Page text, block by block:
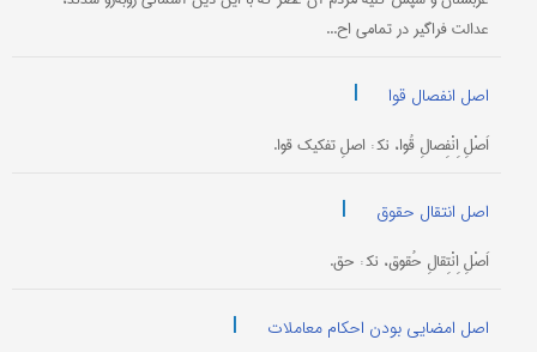
عدالت فراگیر در تمامی اح...
اصل انفصال قوا |
اَصْلِ اِنْفِصالِ قُوا، نک‍ : اصلِ تفکیک قوا.
اصل انتقال حقوق |
اَصْلِ اِنْتِقالِ حُقوق، نک‍ : حق.
اصل امضایی بودن احکام معاملات |